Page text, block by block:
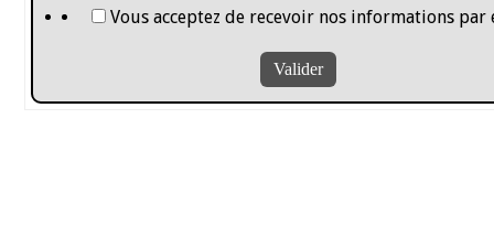
Vous acceptez de recevoir nos informations par